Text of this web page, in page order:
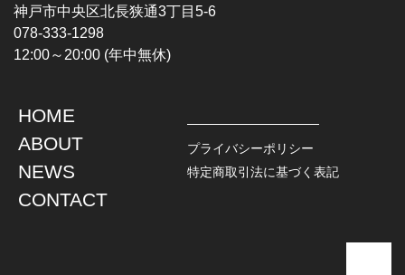
PROGLESSIVE ROCK
POPS
SOUL / R&B
CHAMPION
TOPS
L / S SHIRT
S / S SHIRT
HAWAIIAN SHIRT
JACKET
DENIM
LEATHER
神戸市中央区北長狭通3丁目5-6
078-333-1298
12:00～20:00 (年中無休)
HOME
ABOUT
NEWS
CONTACT
プライバシーポリシー
特定商取引法に基づく表記